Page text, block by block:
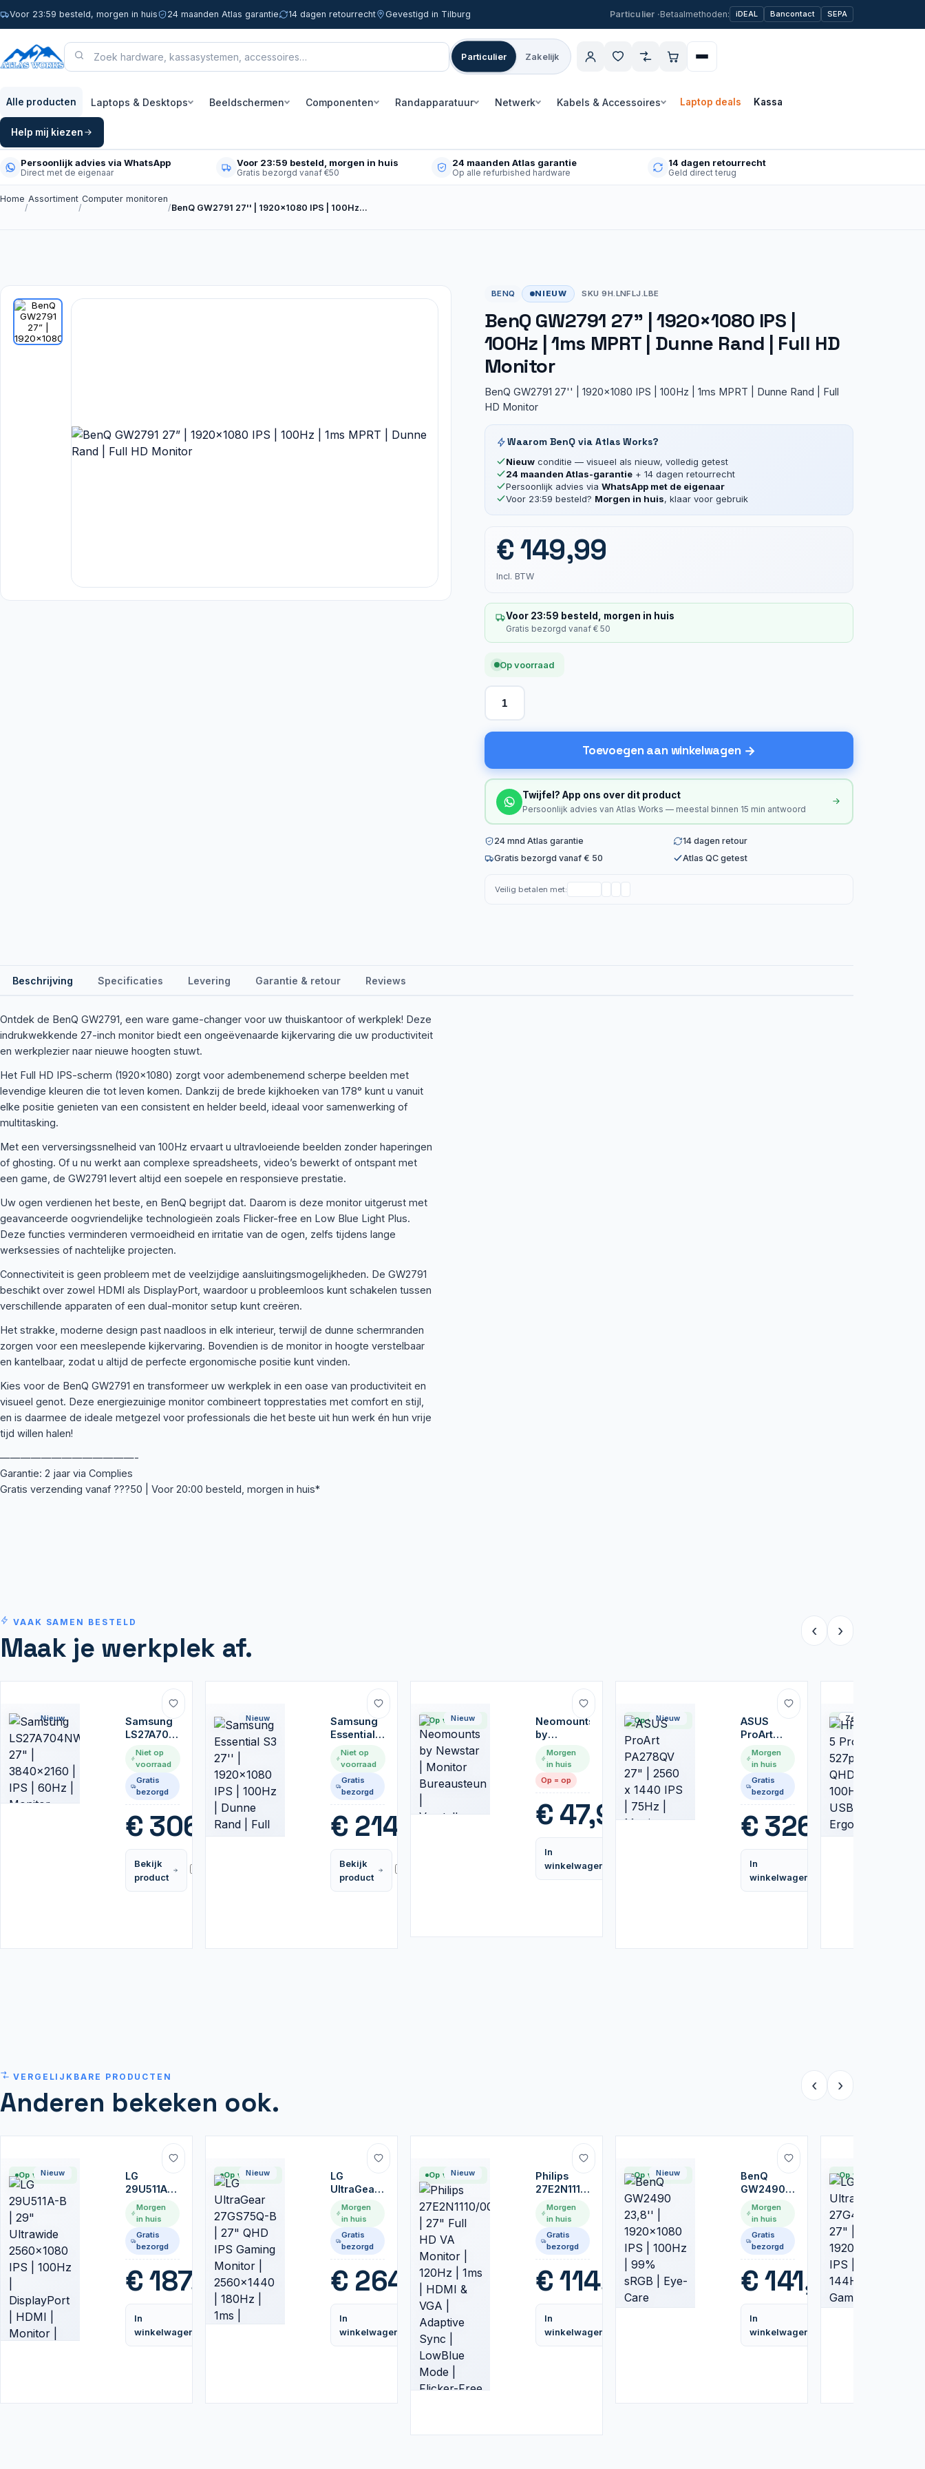
Voor 23:59 besteld, morgen in huis 24 maanden Atlas garantie 14 dagen retourrecht Gevestigd in Tilburg Betaalmethoden: iDEAL Bancontact SEPA
Particulier Zakelijk
Alle producten Laptops & Desktops Beeldschermen Componenten Randapparatuur Netwerk Kabels & Accessoires Laptop deals Kassa
Help mij kiezen
Persoonlijk advies via WhatsApp
Direct met de eigenaar
Voor 23:59 besteld, morgen in huis
Gratis bezorgd vanaf €50
24 maanden Atlas garantie
Op alle refurbished hardware
14 dagen retourrecht
Geld direct terug
Home
/
Assortiment
/
Computer monitoren
/BenQ GW2791 27'' | 1920x1080 IPS | 100Hz…
BENQ NIEUW SKU 9H.LNFLJ.LBE
BenQ GW2791 27” | 1920×1080 IPS |
100Hz | 1ms MPRT | Dunne Rand | Full HD
Monitor
BenQ GW2791 27'' | 1920x1080 IPS | 100Hz | 1ms MPRT | Dunne Rand | Full
HD Monitor
Waarom BenQ via Atlas Works?
Nieuwconditie — visueel als nieuw, volledig getest
24 maanden Atlas-garantie+ 14 dagen retourrecht
Persoonlijk advies via WhatsApp met de eigenaar
Voor 23:59 besteld? Morgen in huis, klaar voor gebruik
€149,99
Incl. BTW
Voor 23:59 besteld, morgen in huis
Gratis bezorgd vanaf € 50
Op voorraad
Toevoegen aan winkelwagen
Twijfel? App ons over dit product
Persoonlijk advies van Atlas Works — meestal binnen 15 min antwoord
24 mnd Atlas garantie
14 dagen retour
Gratis bezorgd vanaf € 50
Atlas QC getest
Veilig betalen met:
Beschrijving Specificaties Levering Garantie & retour Reviews
Ontdek de BenQ GW2791, een ware game-changer voor uw thuiskantoor of werkplek! Deze
indrukwekkende 27-inch monitor biedt een ongeëvenaarde kijkervaring die uw productiviteit
en werkplezier naar nieuwe hoogten stuwt.
Het Full HD IPS-scherm (1920×1080) zorgt voor adembenemend scherpe beelden met
levendige kleuren die tot leven komen. Dankzij de brede kijkhoeken van 178° kunt u vanuit
elke positie genieten van een consistent en helder beeld, ideaal voor samenwerking of
multitasking.
Met een verversingssnelheid van 100Hz ervaart u ultravloeiende beelden zonder haperingen
of ghosting. Of u nu werkt aan complexe spreadsheets, video’s bewerkt of ontspant met
een game, de GW2791 levert altijd een soepele en responsieve prestatie.
Uw ogen verdienen het beste, en BenQ begrijpt dat. Daarom is deze monitor uitgerust met
geavanceerde oogvriendelijke technologieën zoals Flicker-free en Low Blue Light Plus.
Deze functies verminderen vermoeidheid en irritatie van de ogen, zelfs tijdens lange
werksessies of nachtelijke projecten.
Connectiviteit is geen probleem met de veelzijdige aansluitingsmogelijkheden. De GW2791
beschikt over zowel HDMI als DisplayPort, waardoor u probleemloos kunt schakelen tussen
verschillende apparaten of een dual-monitor setup kunt creëren.
Het strakke, moderne design past naadloos in elk interieur, terwijl de dunne schermranden
zorgen voor een meeslepende kijkervaring. Bovendien is de monitor in hoogte verstelbaar
en kantelbaar, zodat u altijd de perfecte ergonomische positie kunt vinden.
Kies voor de BenQ GW2791 en transformeer uw werkplek in een oase van productiviteit en
visueel genot. Deze energiezuinige monitor combineert topprestaties met comfort en stijl,
en is daarmee de ideale metgezel voor professionals die het beste uit hun werk én hun vrije
tijd willen halen!
—————————————-
Garantie: 2 jaar via Complies
Gratis verzending vanaf ???50 | Voor 20:00 besteld, morgen in huis*
VAAK SAMEN BESTELD
Maak je werkplek af.
‹ ›
Nieuw
Samsung
LS27A704NWU
27" |
3840x2160
60Hz |
Monitor
Niet op
voorraad
Gratis
bezorgd
€ 306,99
Bekijk
product
Nieuw
Samsung
Essential
S3 27'' |
1920x1080
100Hz |
Rand | Full
HD
Monitor
Niet op
voorraad
Gratis
bezorgd
€ 214,99
Bekijk
product
Op voorraad
Nieuw
Neomounts
by
Newstar |
Monitor
Bureausteun
|
Morgen
in huis
Op = op
€ 47,95
In
winkelwagen
Op voorraad
Nieuw
ASUS
ProArt
PA278QV
27" | 2560
| 75Hz |
Monitor
Morgen
in huis
Gratis
bezorgd
€ 326,99
In
winkelwagen
Op voorraad
Zeer goed
VERGELIJKBARE PRODUCTEN
Anderen bekeken ook.
‹ ›
Op voorraad
Nieuw
LG
29U511A-B
| 29"
Ultrawide
IPS |
100Hz |
DisplayPort
| HDMI |
Monitor |
Zwart
Morgen
in huis
Gratis
bezorgd
€187,99
In
winkelwagen
Vergelijk
Op voorraad
Nieuw
LG
UltraGear
27GS75Q-
B | 27"
Gaming
Monitor |
2560x1440
| 180Hz |
1ms |
HDR10
Morgen
in huis
Gratis
bezorgd
€ 264,99
In
winkelwagen
Vergelijk
Op voorraad
Nieuw
Philips
27E2N1110/00
| 27" Full
HD VA
120Hz |
HDMI &
VGA |
Adaptive
Sync |
LowBlue
Mode |
Flicker-
Morgen
in huis
Gratis
bezorgd
€114,99
In
winkelwagen
Op voorraad
Nieuw
BenQ
GW2490
23,8'' |
1920x1080
100Hz |
99% sRGB
| Eye-Care
Monitor
Morgen
in huis
Gratis
bezorgd
€141,99
In
winkelwagen
Op voorraad